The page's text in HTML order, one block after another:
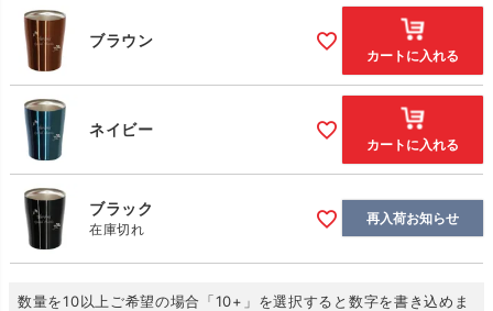
ブラウン
カートに入れる
ネイビー
カートに入れる
ブラック
在庫切れ
再入荷お知らせ
数量を10以上ご希望の場合「10+」を選択すると数字を書き込めま